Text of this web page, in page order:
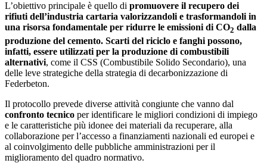
L’obiettivo principale è quello di promuovere il recupero dei
rifiuti dell’industria cartaria valorizzandoli e trasformandoli in
una risorsa fondamentale per ridurre le emissioni di CO2 dalla
produzione del cemento. Scarti del riciclo e fanghi possono,
infatti, essere utilizzati per la produzione di combustibili
alternativi, come il CSS (Combustibile Solido Secondario), una
delle leve strategiche della strategia di decarbonizzazione di
Federbeton.
Il protocollo prevede diverse attività congiunte che vanno dal
confronto tecnico per identificare le migliori condizioni di impiego
e le caratteristiche più idonee dei materiali da recuperare, alla
collaborazione per l’accesso a finanziamenti nazionali ed europei e
al coinvolgimento delle pubbliche amministrazioni per il
miglioramento del quadro normativo.